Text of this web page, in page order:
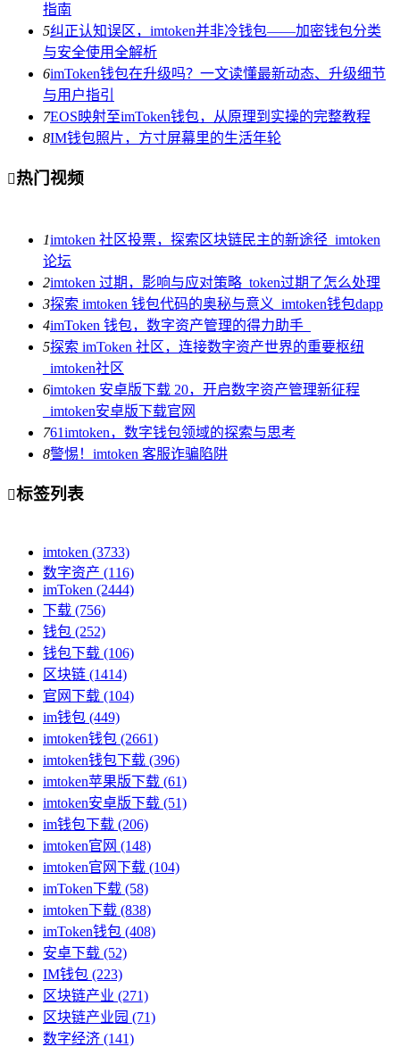
指南
5纠正认知误区，imtoken并非冷钱包——加密钱包分类
与安全使用全解析
6imToken钱包在升级吗？一文读懂最新动态、升级细节
与用户指引
7EOS映射至imToken钱包，从原理到实操的完整教程
8IM钱包照片，方寸屏幕里的生活年轮
热门视频
1imtoken 社区投票，探索区块链民主的新途径_imtoken
论坛
2imtoken 过期，影响与应对策略_token过期了怎么处理
3探索 imtoken 钱包代码的奥秘与意义_imtoken钱包dapp
4imToken 钱包，数字资产管理的得力助手_
5探索 imToken 社区，连接数字资产世界的重要枢纽
_imtoken社区
6imtoken 安卓版下载 20，开启数字资产管理新征程
_imtoken安卓版下载官网
761imtoken，数字钱包领域的探索与思考
8警惕！imtoken 客服诈骗陷阱
标签列表
imtoken (3733)
数字资产 (116)
imToken (2444)
下载 (756)
钱包 (252)
钱包下载 (106)
区块链 (1414)
官网下载 (104)
im钱包 (449)
imtoken钱包 (2661)
imtoken钱包下载 (396)
imtoken苹果版下载 (61)
imtoken安卓版下载 (51)
im钱包下载 (206)
imtoken官网 (148)
imtoken官网下载 (104)
imToken下载 (58)
imtoken下载 (838)
imToken钱包 (408)
安卓下载 (52)
IM钱包 (223)
区块链产业 (271)
区块链产业园 (71)
数字经济 (141)